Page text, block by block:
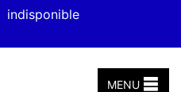
indisponible
MENU